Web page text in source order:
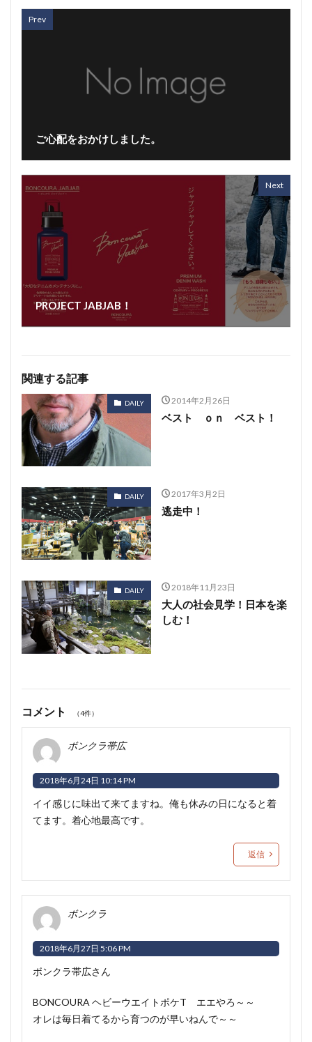
Prev
ご心配をおかけしました。
Next
PROJECT JABJAB！
関連する記事
DAILY 2014年2月26日
ベスト ｏｎ ベスト！
DAILY 2017年3月2日
逃走中！
DAILY 2018年11月23日
大人の社会見学！日本を楽
しむ！
コメント （4件）
ボンクラ帯広
2018年6月24日 10:14 PM
イイ感じに味出て来てますね。俺も休みの日になると着
てます。着心地最高です。
返信
ボンクラ
2018年6月27日 5:06 PM
ボンクラ帯広さん
BONCOURA ヘビーウエイトポケT エエやろ～～
オレは毎日着てるから育つのが早いねんで～～